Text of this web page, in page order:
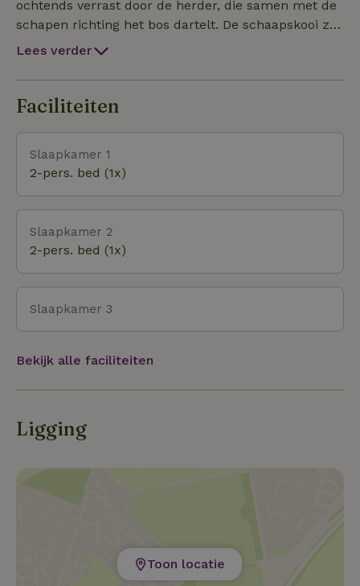
verschillende onder andere restaurantjes, een
supermarkt, een bakker en een slager aanwezig.
ochtends verrast door de herder, die samen met de
schapen richting het bos dartelt. De schaapskooi zit
om de hoek en je bent snel in het pittoreske dorpje
bungalow loopt je meteen het bos in. In de directe
omgeving zijn geweldige wandel- en
terrein verlaat. Daarnaast is de bungalow ideaal
gelegen voor de leukste uitstapjes:- Harderwijk -
Vierhouten (wilde zwijnen spotten)- Nunspeet-
Apeldoorn- Staverden (kasteel Staverden,
huifkartocht)- Veluwemeer- ... Meer weten? Wij
delen graag al onze tips met je!
Lees verder
Faciliteiten
Slaapkamer 1
2-pers. bed (1x)
Slaapkamer 2
2-pers. bed (1x)
Slaapkamer 3
Bekijk alle faciliteiten
Ligging
Toon locatie